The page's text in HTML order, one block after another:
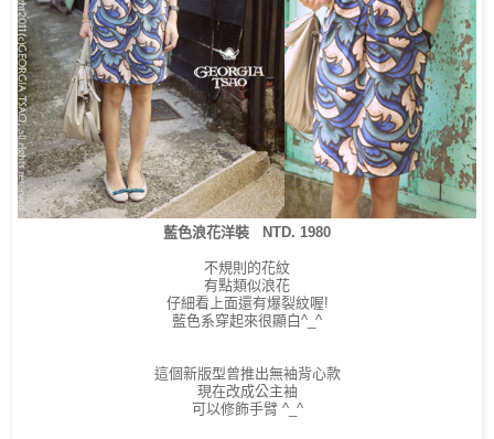
藍色浪花洋裝 NTD. 1980
不規則的花紋
有點類似浪花
仔細看上面還有爆裂紋喔!
藍色系穿起來很顯白^_^
這個新版型曾推出無袖背心款
現在改成公主袖
可以修飾手臂 ^_^